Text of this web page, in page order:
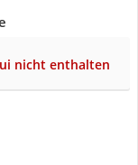
nicht enthalten